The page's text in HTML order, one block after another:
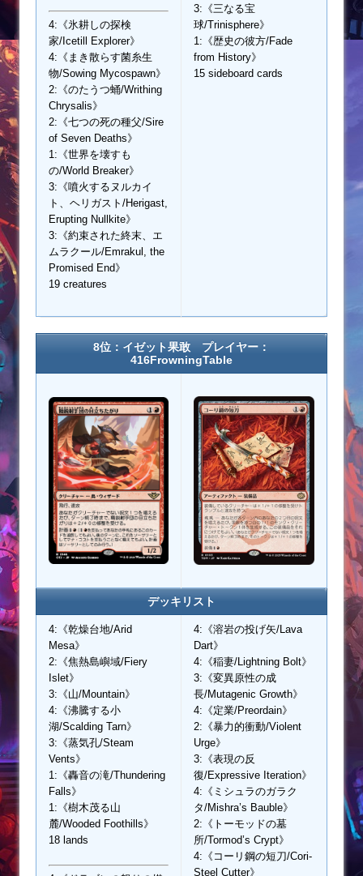
4:《氷耕しの探検
家/Icetill Explorer》
4:《まき散らす菌糸生
物/Sowing Mycospawn》
2:《のたうつ蛹/Writhing
Chrysalis》
2:《七つの死の種父/Sire
of Seven Deaths》
1:《世界を壊すも
の/World Breaker》
3:《噴火するヌルカイ
ト、ヘリガスト/Herigast,
Erupting Nullkite》
3:《約束された終末、エ
ムラクール/Emrakul, the
Promised End》
19 creatures
3:《三なる宝
球/Trinisphere》
1:《歴史の彼方/Fade
from History》
15 sideboard cards
8位：イゼット果敢 プレイヤー：
416FrowningTable
デッキリスト
4:《乾燥台地/Arid
Mesa》
2:《焦熱島嶼域/Fiery
Islet》
3:《山/Mountain》
4:《沸騰する小
湖/Scalding Tarn》
3:《蒸気孔/Steam
Vents》
1:《轟音の滝/Thundering
Falls》
1:《樹木茂る山
麓/Wooded Foothills》
18 lands
4:《溶岩の投げ矢/Lava
Dart》
4:《稲妻/Lightning Bolt》
3:《変異原性の成
長/Mutagenic Growth》
4:《定業/Preordain》
2:《暴力的衝動/Violent
Urge》
3:《表現の反
復/Expressive Iteration》
4:《ミシュラのガラク
タ/Mishra’s Bauble》
2:《トーモッドの墓
所/Tormod’s Crypt》
4:《コーリ鋼の短刀/Cori-
Steel Cutter》